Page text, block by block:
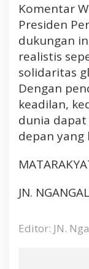
Komentar
Presiden
dukungan
realistis
solidaritas
Dengan
keadilan,
dunia
depan
JN.
Editor: JN.